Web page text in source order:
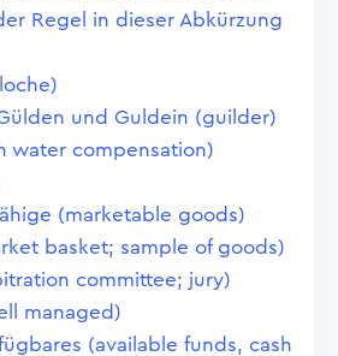
Regel in dieser Abkürzung
und Guldein (guilder)
water compensation)
(marketable goods)
basket; sample of goods)
committee; jury)
managed)
(available funds, cash